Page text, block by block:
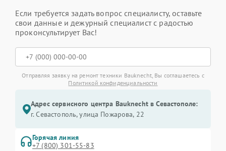
Если требуется задать вопрос специалисту, оставьте
свои данные и дежурный специалист с радостью
проконсультирует Вас!
Отправляя заявку на ремонт техники Bauknecht, Вы соглашаетесь с
Политикой конфиденциальности
Адрес сервисного центра Bauknecht в Севастополе:
г. Севастополь, улица Пожарова, 22
Горячая линия
+7 (800) 301-55-83